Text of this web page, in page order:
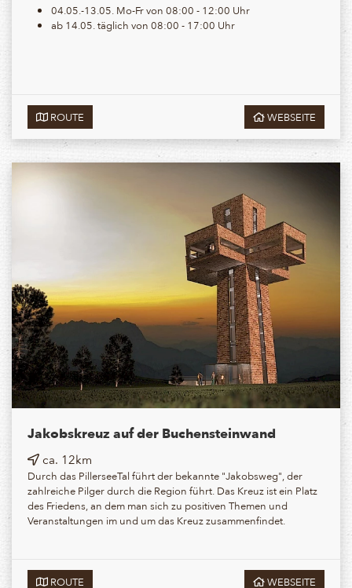
04.05.-13.05. Mo-Fr von 08:00 - 12:00 Uhr
ab 14.05. täglich von 08:00 - 17:00 Uhr
ROUTE WEBSEITE
Jakobskreuz auf der Buchensteinwand
ca. 12km
Durch das PillerseeTal führt der bekannte "Jakobsweg", der
zahlreiche Pilger durch die Region führt. Das Kreuz ist ein Platz
des Friedens, an dem man sich zu positiven Themen und
Veranstaltungen im und um das Kreuz zusammenfindet.
ROUTE WEBSEITE